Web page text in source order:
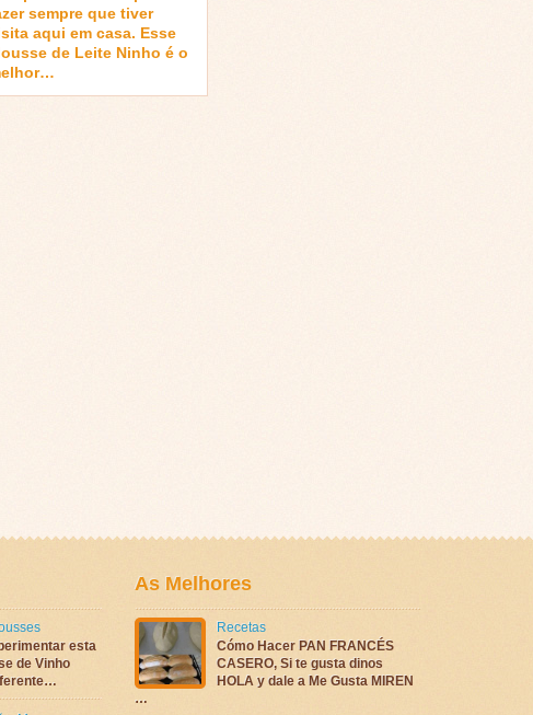
sempre que tiver
aqui em casa. Esse
de Leite Ninho é o
esta
de Vinho
As Melhores
Recetas
Cómo Hacer PAN FRANCÉS
CASERO, Si te gusta dinos
HOLA y dale a Me Gusta MIREN
…